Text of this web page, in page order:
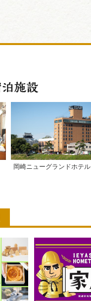
岡崎ニューグランドホテル